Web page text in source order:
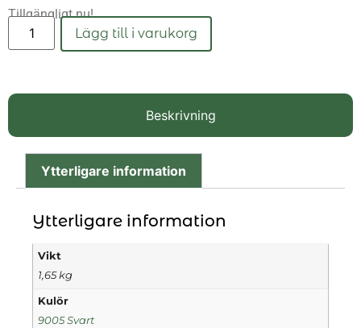
Tillgängligt nu!
Läs mer
Lägg till i varukorg
Beskrivning
Ytterligare information
Ytterligare information
Vikt
1,65 kg
Kulör
9005 Svart